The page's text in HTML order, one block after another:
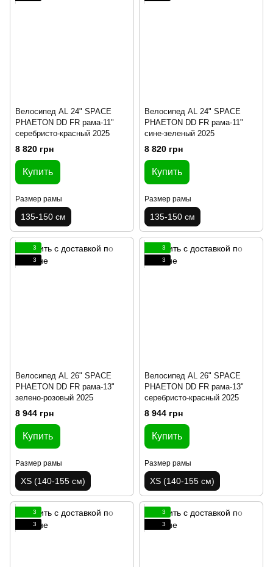
Велосипед AL 24" SPACE
PHAETON DD FR рама-11"
серебристо-красный 2025
8 820 грн
Купить
Размер рамы
135-150 см
Велосипед AL 24" SPACE
PHAETON DD FR рама-11"
сине-зеленый 2025
8 820 грн
Купить
Размер рамы
135-150 см
3
3
Велосипед AL 26" SPACE
PHAETON DD FR рама-13"
зелено-розовый 2025
8 944 грн
Купить
Размер рамы
XS (140-155 см)
3
3
Велосипед AL 26" SPACE
PHAETON DD FR рама-13"
серебристо-красный 2025
8 944 грн
Купить
Размер рамы
XS (140-155 см)
3
3
3
3